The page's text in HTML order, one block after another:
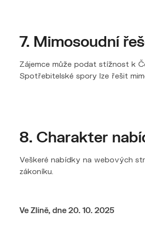
7. Mimosoudní
Zájemce může podat stížnost k
Spotřebitelské spory lze řešit
8. Charakter
Veškeré nabídky na webových
zákoníku.
Ve Zlíně, dne 20. 10. 2025